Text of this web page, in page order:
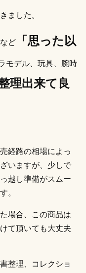
ました。
ど「思った以
モデル、玩具、腕時
理出来て良
経路の相場によっ
いますが、少しで
越し準備がスムー
。
場合、この商品は
て頂いても大丈夫
整理、コレクショ